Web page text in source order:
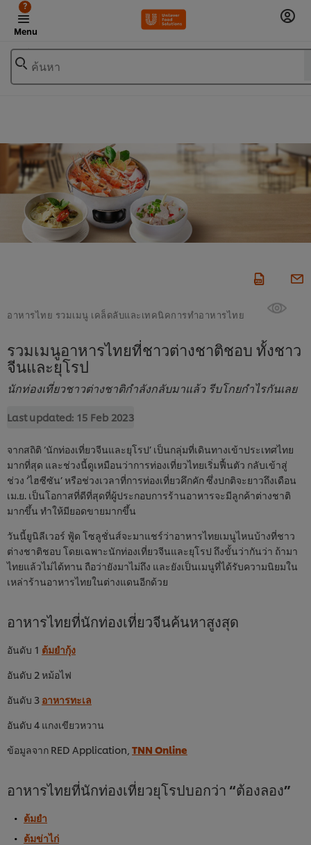
Menu
?
ค้นหา
อาหารไทย รวมเมนู เคล็ดลับและเทคนิคการทำอาหารไทย
รวมเมนูอาหารไทยที่ชาวต่างชาติชอบ ทั้งชาว
จีนและยุโรป
นักท่องเที่ยวชาวต่างชาติกำลังกลับมาแล้ว รีบโกยกำไรกันเลย
Last updated: 15 Feb 2023
จากสถิติ ‘นักท่องเที่ยวจีนและยุโรป’ เป็นกลุ่มที่เดินทางเข้าประเทศไทย
มากที่สุด และช่วงนี้ดูเหมือนว่าการท่องเที่ยวไทยเริ่มฟื้นตัว กลับเข้าสู่
ช่วง ‘ไฮซีซัน’ หรือช่วงเวลาที่การท่องเที่ยวคึกคัก ซึ่งปกติจะยาวถึงเดือน
เม.ย. เป็นโอกาสที่ดีที่สุดที่ผู้ประกอบการร้านอาหารจะมีลูกค้าต่างชาติ
มากขึ้น ทำให้มียอดขายมากขึ้น
วันนี้ยูนิลีเวอร์ ฟู้ด โซลูชั่นส์จะมาแชร์ว่าอาหารไทยเมนูไหนบ้างที่ชาว
ต่างชาติชอบ โดยเฉพาะนักท่องเที่ยวจีนและยุโรป ถึงขั้นว่ากันว่า ถ้ามา
ไทยแล้วไม่ได้ทาน ถือว่ายังมาไม่ถึง และยังเป็นเมนูที่ได้รับความนิยมใน
เหล่าร้านอาหารไทยในต่างแดนอีกด้วย
อาหารไทยที่นักท่องเที่ยวจีนค้นหาสูงสุด
อันดับ 1 ต้มยำกุ้ง
อันดับ 2 หม้อไฟ
อันดับ 3 อาหารทะเล
อันดับ 4 แกงเขียวหวาน
ข้อมูลจาก RED Application, TNN Online
อาหารไทยที่นักท่องเที่ยวยุโรปบอกว่า “ต้องลอง”
ต้มยำ
ต้มข่าไก่